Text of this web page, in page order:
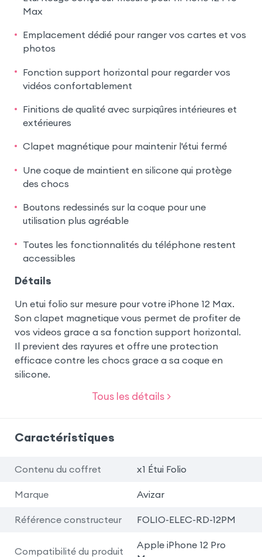
Max
Emplacement dédié pour ranger vos cartes et vos
photos
Fonction support horizontal pour regarder vos
vidéos confortablement
Finitions de qualité avec surpiqûres intérieures et
extérieures
Clapet magnétique pour maintenir l'étui fermé
Une coque de maintient en silicone qui protège
des chocs
Boutons redessinés sur la coque pour une
utilisation plus agréable
Toutes les fonctionnalités du téléphone restent
accessibles
Détails
Un etui folio sur mesure pour votre iPhone 12 Max.
Son clapet magnetique vous permet de profiter de
vos videos grace a sa fonction support horizontal.
Il previent des rayures et offre une protection
efficace contre les chocs grace a sa coque en
silicone.
Tous les détails >
Caractéristiques
Contenu du coffret x1 Étui Folio
Marque Avizar
Référence constructeur FOLIO-ELEC-RD-12PM
Compatibilité du produit
Apple iPhone 12 Pro